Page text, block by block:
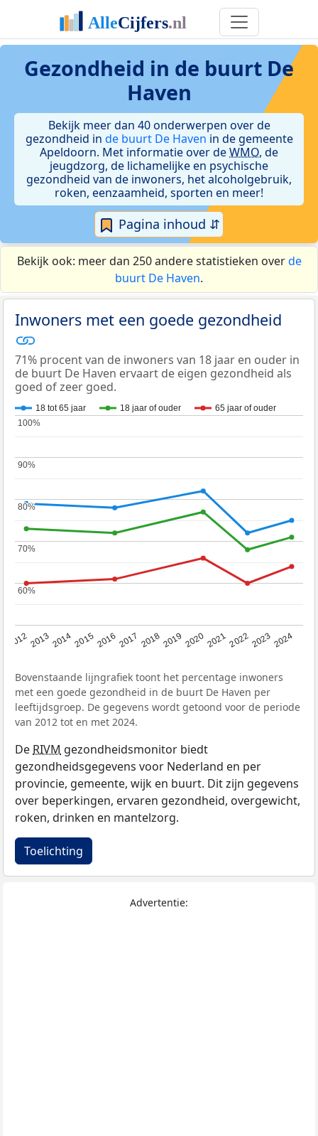
Gezondheid in de buurt De
Haven
Bekijk meer dan 40 onderwerpen over de
gezondheid in de buurt De Haven in de gemeente
Apeldoorn. Met informatie over deWMO, de
jeugdzorg, de lichamelijke en psychische
gezondheid van de inwoners, het alcoholgebruik,
roken, eenzaamheid, sporten en meer!
Pagina inhoud ⇵
Bekijk ook: meer dan 250 andere statistieken overde
buurt De Haven.
Inwoners met een goede gezondheid
71% procent van de inwoners van 18 jaar en ouder in
de buurt De Haven ervaart de eigen gezondheid als
goed of zeer goed.
18 tot 65 jaar 18 jaar of ouder 65 jaar of ouder
201220132014201520162017 20182019 20202021202220232024
60%
60%
70%
70%
80%
80%
90%
90%
100%
100%
Bovenstaande lijngrafiek toont het percentage inwoners
met een goede gezondheid in de buurt De Haven per
leeftijdsgroep. De gegevens wordt getoond voor de periode
van 2012 tot en met 2024.
De RIVM gezondheidsmonitor biedt
gezondheidsgegevens voor Nederland en per
provincie, gemeente, wijk en buurt. Dit zijn gegevens
over beperkingen, ervaren gezondheid, overgewicht,
roken, drinken en mantelzorg.
Toelichting
Advertentie: